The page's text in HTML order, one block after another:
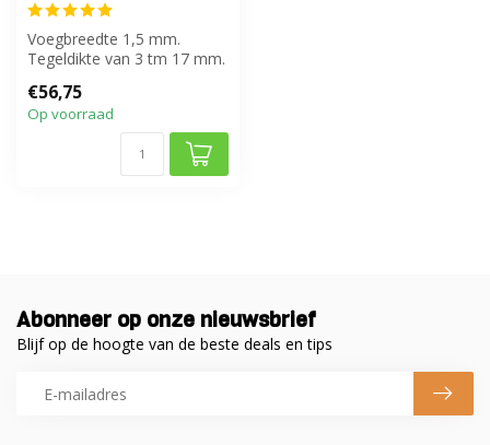
Voegbreedte 1,5 mm.
Tegeldikte van 3 tm 17 mm.
€56,75
Op voorraad
Abonneer op onze nieuwsbrief
Blijf op de hoogte van de beste deals en tips